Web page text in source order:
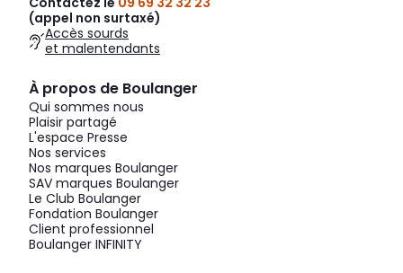
(appel non surtaxé)
Accès sourds
et malentendants
À propos de Boulanger
Qui sommes nous
Plaisir partagé
L'espace Presse
Nos services
Nos marques Boulanger
SAV marques Boulanger
Le Club Boulanger
Fondation Boulanger
Client professionnel
Boulanger INFINITY